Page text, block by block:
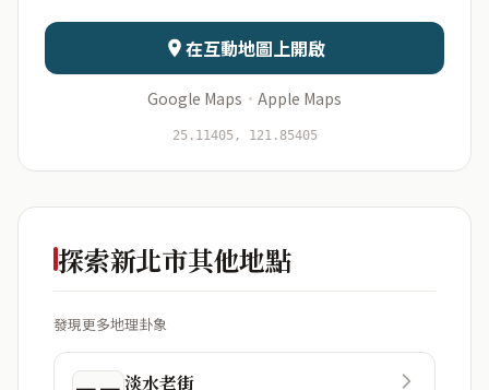
日期 出生時辰
資料僅用於即時分析，不會儲存於伺服器
在互動地圖上開啟
Google Maps · Apple Maps
25.11405, 121.85405
探索新北市其他地點
發現更多地理卦象
淡水老街